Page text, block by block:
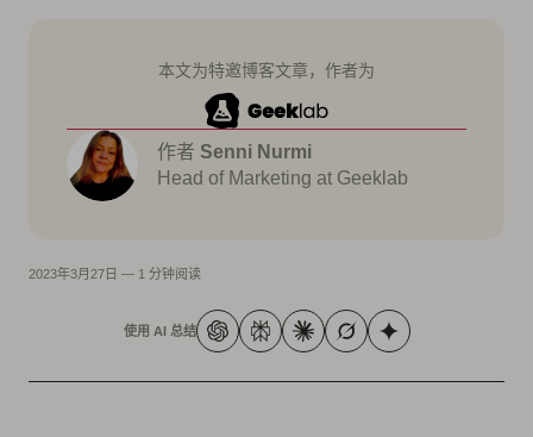
本文为特邀博客文章，作者为
作者 Senni Nurmi
Head of Marketing at Geeklab
2023年3月27日 — 1 分钟阅读
使用 AI 总结